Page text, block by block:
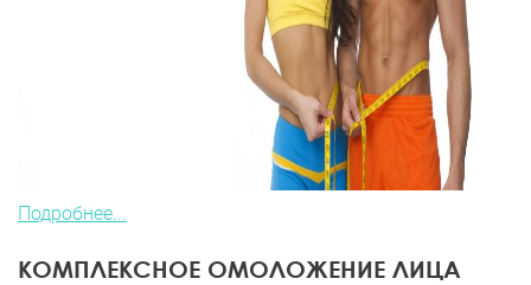
Подробнее...
КОМПЛЕКСНОЕ ОМОЛОЖЕНИЕ ЛИЦА